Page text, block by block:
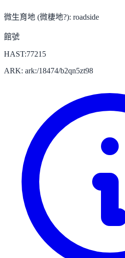
微生育地 (微棲地?): roadside
館號
HAST:77215
ARK: ark:/18474/b2qn5zt98